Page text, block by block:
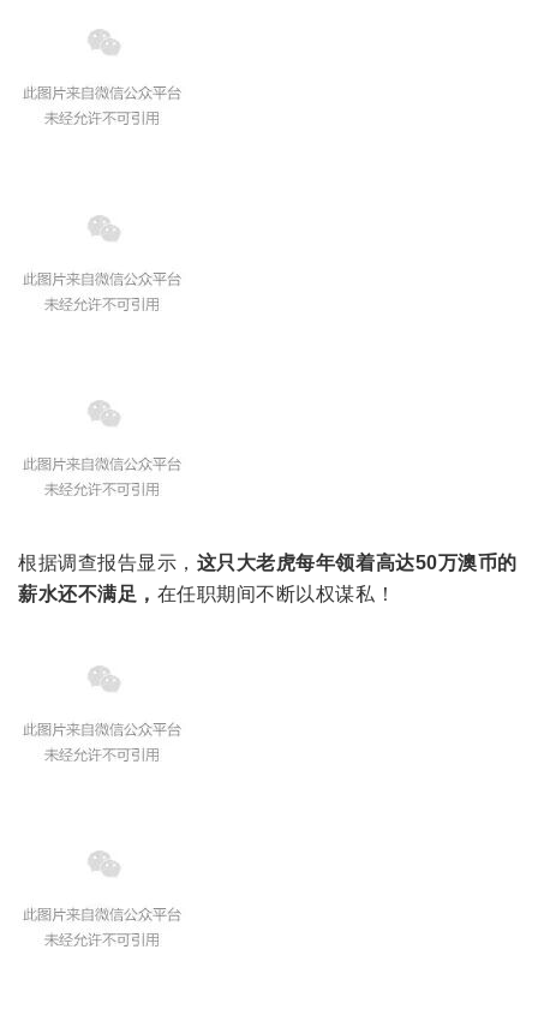
根据调查报告显示， 这只大老虎每年领着高达50万澳币的
薪水还不满足， 在任职期间不断以权谋私！